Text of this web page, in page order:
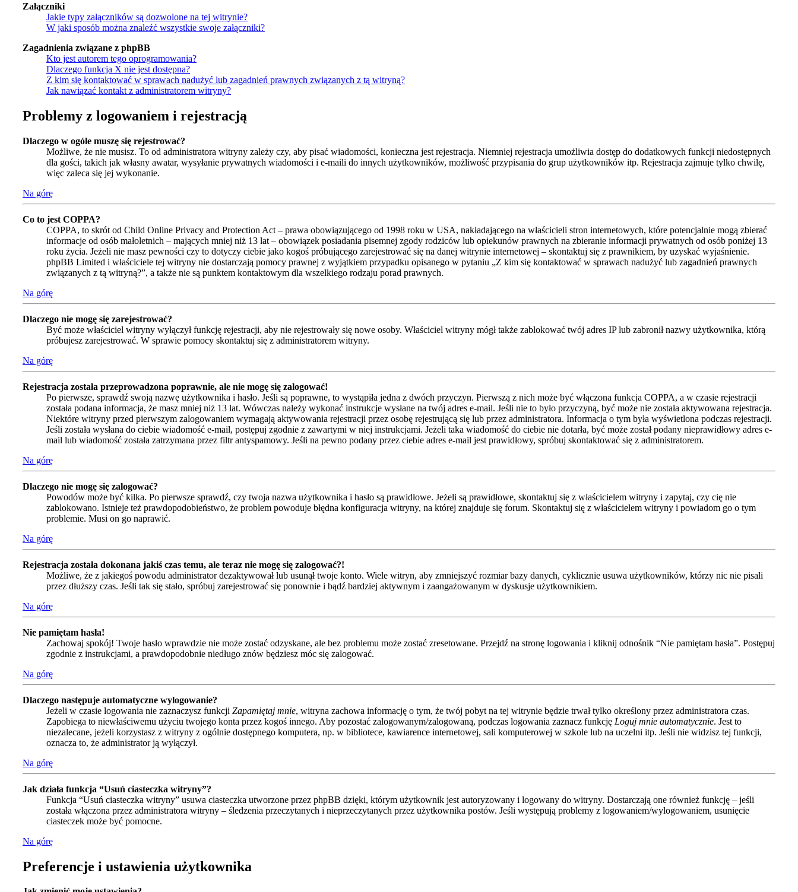
Załączniki
Jakie typy załączników są dozwolone na tej witrynie?
W jaki sposób można znaleźć wszystkie swoje załączniki?
Zagadnienia związane z phpBB
Kto jest autorem tego oprogramowania?
Dlaczego funkcja X nie jest dostępna?
Z kim się kontaktować w sprawach nadużyć lub zagadnień prawnych związanych z tą witryną?
Jak nawiązać kontakt z administratorem witryny?
Problemy z logowaniem i rejestracją
Dlaczego w ogóle muszę się rejestrować?
Możliwe, że nie musisz. To od administratora witryny zależy czy, aby pisać wiadomości, konieczna jest rejestracja. Niemniej rejestracja umożliwia dostęp do dodatkowych funkcji niedostępnych
dla gości, takich jak własny awatar, wysyłanie prywatnych wiadomości i e-maili do innych użytkowników, możliwość przypisania do grup użytkowników itp. Rejestracja zajmuje tylko chwilę,
więc zaleca się jej wykonanie.
Na górę
Co to jest COPPA?
COPPA, to skrót od Child Online Privacy and Protection Act – prawa obowiązującego od 1998 roku w USA, nakładającego na właścicieli stron internetowych, które potencjalnie mogą zbierać
informacje od osób małoletnich – mających mniej niż 13 lat – obowiązek posiadania pisemnej zgody rodziców lub opiekunów prawnych na zbieranie informacji prywatnych od osób poniżej 13
roku życia. Jeżeli nie masz pewności czy to dotyczy ciebie jako kogoś próbującego zarejestrować się na danej witrynie internetowej – skontaktuj się z prawnikiem, by uzyskać wyjaśnienie.
phpBB Limited i właściciele tej witryny nie dostarczają pomocy prawnej z wyjątkiem przypadku opisanego w pytaniu „Z kim się kontaktować w sprawach nadużyć lub zagadnień prawnych
związanych z tą witryną?”, a także nie są punktem kontaktowym dla wszelkiego rodzaju porad prawnych.
Na górę
Dlaczego nie mogę się zarejestrować?
Być może właściciel witryny wyłączył funkcję rejestracji, aby nie rejestrowały się nowe osoby. Właściciel witryny mógł także zablokować twój adres IP lub zabronił nazwy użytkownika, którą
próbujesz zarejestrować. W sprawie pomocy skontaktuj się z administratorem witryny.
Na górę
Rejestracja została przeprowadzona poprawnie, ale nie mogę się zalogować!
Po pierwsze, sprawdź swoją nazwę użytkownika i hasło. Jeśli są poprawne, to wystąpiła jedna z dwóch przyczyn. Pierwszą z nich może być włączona funkcja COPPA, a w czasie rejestracji
została podana informacja, że masz mniej niż 13 lat. Wówczas należy wykonać instrukcje wysłane na twój adres e-mail. Jeśli nie to było przyczyną, być może nie została aktywowana rejestracja.
Niektóre witryny przed pierwszym zalogowaniem wymagają aktywowania rejestracji przez osobę rejestrującą się lub przez administratora. Informacja o tym była wyświetlona podczas rejestracji.
Jeśli została wysłana do ciebie wiadomość e-mail, postępuj zgodnie z zawartymi w niej instrukcjami. Jeżeli taka wiadomość do ciebie nie dotarła, być może został podany nieprawidłowy adres e-
mail lub wiadomość została zatrzymana przez filtr antyspamowy. Jeśli na pewno podany przez ciebie adres e-mail jest prawidłowy, spróbuj skontaktować się z administratorem.
Na górę
Dlaczego nie mogę się zalogować?
Powodów może być kilka. Po pierwsze sprawdź, czy twoja nazwa użytkownika i hasło są prawidłowe. Jeżeli są prawidłowe, skontaktuj się z właścicielem witryny i zapytaj, czy cię nie
zablokowano. Istnieje też prawdopodobieństwo, że problem powoduje błędna konfiguracja witryny, na której znajduje się forum. Skontaktuj się z właścicielem witryny i powiadom go o tym
problemie. Musi on go naprawić.
Na górę
Rejestracja została dokonana jakiś czas temu, ale teraz nie mogę się zalogować?!
Możliwe, że z jakiegoś powodu administrator dezaktywował lub usunął twoje konto. Wiele witryn, aby zmniejszyć rozmiar bazy danych, cyklicznie usuwa użytkowników, którzy nic nie pisali
przez dłuższy czas. Jeśli tak się stało, spróbuj zarejestrować się ponownie i bądź bardziej aktywnym i zaangażowanym w dyskusje użytkownikiem.
Na górę
Nie pamiętam hasła!
Zachowaj spokój! Twoje hasło wprawdzie nie może zostać odzyskane, ale bez problemu może zostać zresetowane. Przejdź na stronę logowania i kliknij odnośnik “Nie pamiętam hasła”. Postępuj
zgodnie z instrukcjami, a prawdopodobnie niedługo znów będziesz móc się zalogować.
Na górę
Dlaczego następuje automatyczne wylogowanie?
Jeżeli w czasie logowania nie zaznaczysz funkcji Zapamiętaj mnie, witryna zachowa informację o tym, że twój pobyt na tej witrynie będzie trwał tylko określony przez administratora czas.
Zapobiega to niewłaściwemu użyciu twojego konta przez kogoś innego. Aby pozostać zalogowanym/zalogowaną, podczas logowania zaznacz funkcję Loguj mnie automatycznie. Jest to
niezalecane, jeżeli korzystasz z witryny z ogólnie dostępnego komputera, np. w bibliotece, kawiarence internetowej, sali komputerowej w szkole lub na uczelni itp. Jeśli nie widzisz tej funkcji,
oznacza to, że administrator ją wyłączył.
Na górę
Jak działa funkcja “Usuń ciasteczka witryny”?
Funkcja “Usuń ciasteczka witryny” usuwa ciasteczka utworzone przez phpBB dzięki, którym użytkownik jest autoryzowany i logowany do witryny. Dostarczają one również funkcję – jeśli
została włączona przez administratora witryny – śledzenia przeczytanych i nieprzeczytanych przez użytkownika postów. Jeśli występują problemy z logowaniem/wylogowaniem, usunięcie
ciasteczek może być pomocne.
Na górę
Preferencje i ustawienia użytkownika